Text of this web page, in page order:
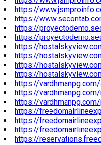
https://
https://
https://
https://
https://
https://
https://
https://
https://
https://
https://
https://
https://
https://
https://